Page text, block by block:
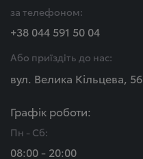
за телефоном:
+38 044 591 50 04
Або приїздіть до нас:
вул. Велика Кільцева, 56
Графік роботи:
Пн - Сб:
08:00 - 20:00